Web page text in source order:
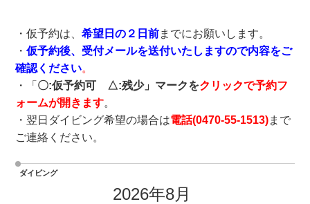
・仮予約は、希望日の２日前までにお願いします。
・仮予約後、受付メールを送付いたしますので内容をご
確認ください。
・「 〇:仮予約可 △:残少」マークをクリックで予約フ
ォームが開きます。
・翌日ダイビング希望の場合は電話(0470-55-1513)まで
ご連絡ください。
ダイビング
2026年8月